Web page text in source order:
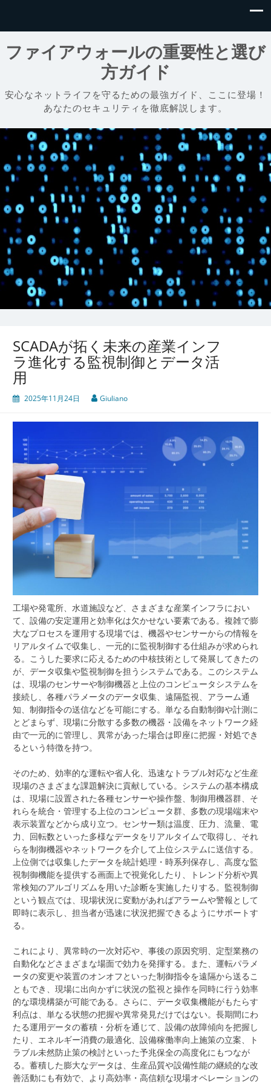
ファイアウォールの重要性と選び
方ガイド
安心なネットライフを守るための最強ガイド、ここに登場！
あなたのセキュリティを徹底解説します。
SCADAが拓く未来の産業インフ
ラ進化する監視制御とデータ活
用
2025年11月24日 Giuliano
工場や発電所、水道施設など、さまざまな産業インフラにおい
て、設備の安定運用と効率化は欠かせない要素である。 複雑で膨
大なプロセスを運用する現場では、機器やセンサーからの情報を
リアルタイムで収集し、一元的に監視制御する仕組みが求められ
る。こうした要求に応えるための中核技術として発展してきたの
が、データ収集や監視制御を担うシステムである。このシステム
は、現場のセンサーや制御機器と上位のコンピュータシステムを
接続し、各種パラメータのデータ収集、遠隔監視、アラーム通
知、制御指令の送信などを可能にする。単なる自動制御や計測に
とどまらず、現場に分散する多数の機器・設備をネットワーク経
由で一元的に管理し、異常があった場合は即座に把握・対処でき
るという特徴を持つ。
そのため、効率的な運転や省人化、迅速なトラブル対応など生産
現場のさまざまな課題解決に貢献している。システムの基本構成
は、現場に設置された各種センサーや操作盤、制御用機器群、そ
れらを統合・管理する上位のコンピュータ群、多数の現場端末や
表示装置などから成り立つ。センサー類は温度、圧力、流量、電
力、回転数といった多様なデータをリアルタイムで取得し、それ
らを制御機器やネットワークを介して上位システムに送信する。
上位側では収集したデータを統計処理・時系列保存し、高度な監
視制御機能を提供する画面上で視覚化したり、トレンド分析や異
常検知のアルゴリズムを用いた診断を実施したりする。監視制御
という観点では、現場状況に変動があればアラームや警報として
即時に表示し、担当者が迅速に状況把握できるようにサポートす
る。
これにより、異常時の一次対応や、事後の原因究明、定型業務の
自動化などさまざまな場面で効力を発揮する。また、運転パラメ
ータの変更や装置のオンオフといった制御指令を遠隔から送るこ
ともでき、現場に出向かずに状況の監視と操作を同時に行う効率
的な環境構築が可能である。さらに、データ収集機能がもたらす
利点は、単なる状態の把握や異常発見だけではない。長期間にわ
たる運用データの蓄積・分析を通じて、設備の故障傾向を把握し
たり、エネルギー消費の最適化、設備稼働率向上施策の立案、ト
ラブル未然防止策の検討といった予兆保全の高度化にもつなが
る。蓄積した膨大なデータは、生産品質や設備性能の継続的な改
善活動にも有効で、より高効率・高信頼な現場オペレーションの